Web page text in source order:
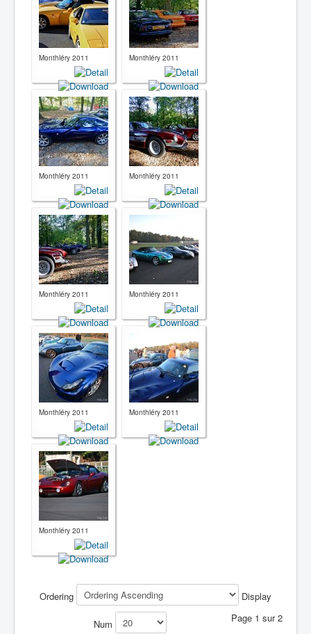
Monthléry 2011 Monthléry 2011
Monthléry 2011 Monthléry 2011
Monthléry 2011 Monthléry 2011
Monthléry 2011 Monthléry 2011
Monthléry 2011
Ordering Display
Num Page 1 sur 2